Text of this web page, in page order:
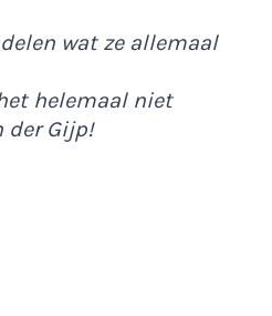
wat ze allemaal
helemaal niet
der Gijp!